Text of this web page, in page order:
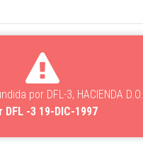
por DFL-3, HACIENDA
DFL -3 19-DIC-1997